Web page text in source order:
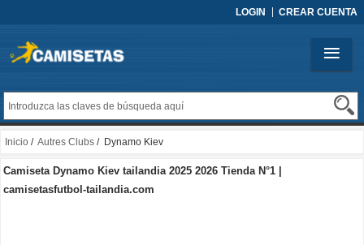
LOGIN CREAR CUENTA
Inicio / Autres Clubs / Dynamo Kiev
Camiseta Dynamo Kiev tailandia 2025 2026 Tienda N°1 |
camisetasfutbol-tailandia.com